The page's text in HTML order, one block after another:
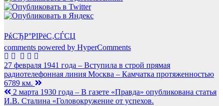
РќСЂР°РІРёС‚СЃСЏ
comments powered by HyperComments
Навигация
по
записям
27 февраля 1941 года – Вступила в строй прямая
радиотелефонная линия Москва – Камчатка протяженностью
6789 км.
2 марта 1930 года – В газете «Правда» опубликована статья
И.В. Сталина «Головокружение от успехов.